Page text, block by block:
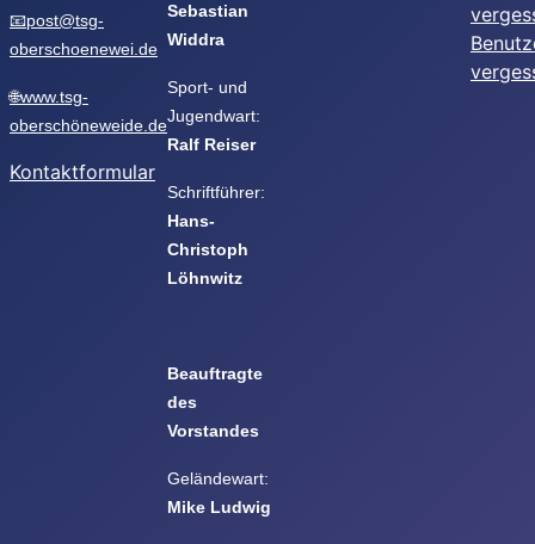
📧post@tsg-
oberschoenewei.de
🌐www.tsg-
oberschöneweide.de
Kontaktformular
Sebastian
Widdra
Sport- und
Jugendwart:
Ralf Reiser
Schriftführer:
Hans-
Christoph
Löhnwitz
Beauftragte
des
Vorstandes
Geländewart:
Mike Ludwig